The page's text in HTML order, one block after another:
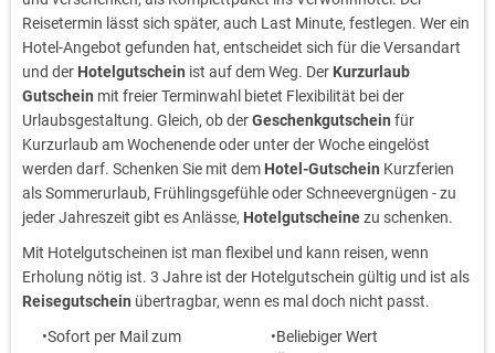
Reisetermin lässt sich später, auch Last Minute, festlegen. Wer ein
Hotel-Angebot gefunden hat, entscheidet sich für die Versandart
und der Hotelgutschein ist auf dem Weg. Der Kurzurlaub
Gutschein mit freier Terminwahl bietet Flexibilität bei der
Urlaubsgestaltung. Gleich, ob derGeschenkgutschein für
Kurzurlaub am Wochenende oder unter der Woche eingelöst
werden darf. Schenken Sie mit dem Hotel-Gutschein Kurzferien
als Sommerurlaub, Frühlingsgefühle oder Schneevergnügen - zu
jeder Jahreszeit gibt es Anlässe, Hotelgutscheinezu schenken.
Mit Hotelgutscheinen ist man flexibel und kann reisen, wenn
Erholung nötig ist. 3 Jahre ist der Hotelgutschein gültig und ist als
Reisegutschein übertragbar, wenn es mal doch nicht passt.
Sofort per Mail zum
Beliebiger Wert